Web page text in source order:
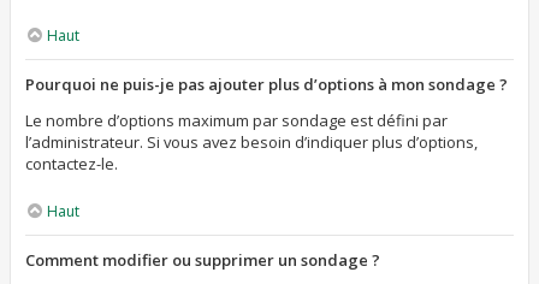
Haut
Pourquoi ne puis-je pas ajouter plus d’options à mon sondage ?
Le nombre d’options maximum par sondage est défini par
l’administrateur. Si vous avez besoin d’indiquer plus d’options,
contactez-le.
Haut
Comment modifier ou supprimer un sondage ?